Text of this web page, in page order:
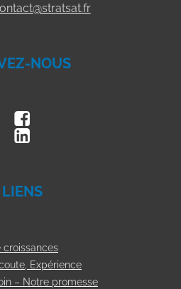
NOUS
LIENS
croissances
Expérience
– Notre promesse